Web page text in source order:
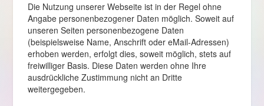
Die Nutzung unserer Webseite ist in der Regel ohne
Angabe personenbezogener Daten möglich. Soweit auf
unseren Seiten personenbezogene Daten
(beispielsweise Name, Anschrift oder eMail-Adressen)
erhoben werden, erfolgt dies, soweit möglich, stets auf
freiwilliger Basis. Diese Daten werden ohne Ihre
ausdrückliche Zustimmung nicht an Dritte
weitergegeben.